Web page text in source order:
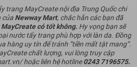
trang MayCreate nội địa Trung Quốc chi
của Newway Mart, chắc hẳn các bạn đã
có tốt không. Hy vọng bạn sẽ
nước tẩy trang phù hợp với làn da. Đồng
hàng uy tín để tránh “tiền mất tật mang”.
chất lượng, vui lòng truy cập
hoặc liên hệ hotline0243 7196575.